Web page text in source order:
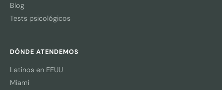
Blog
Tests psicológicos
DÓNDE ATENDEMOS
Latinos en EEUU
Miami